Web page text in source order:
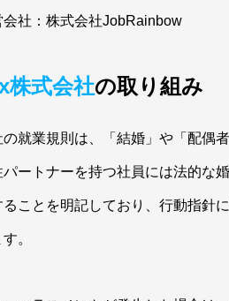
会社：株式会社JobRainbow
株式会社の取り組み
の就業規則は、「結婚」や「配偶
パートナーを持つ社員には法的な
ることを明記しており、行動指針
。